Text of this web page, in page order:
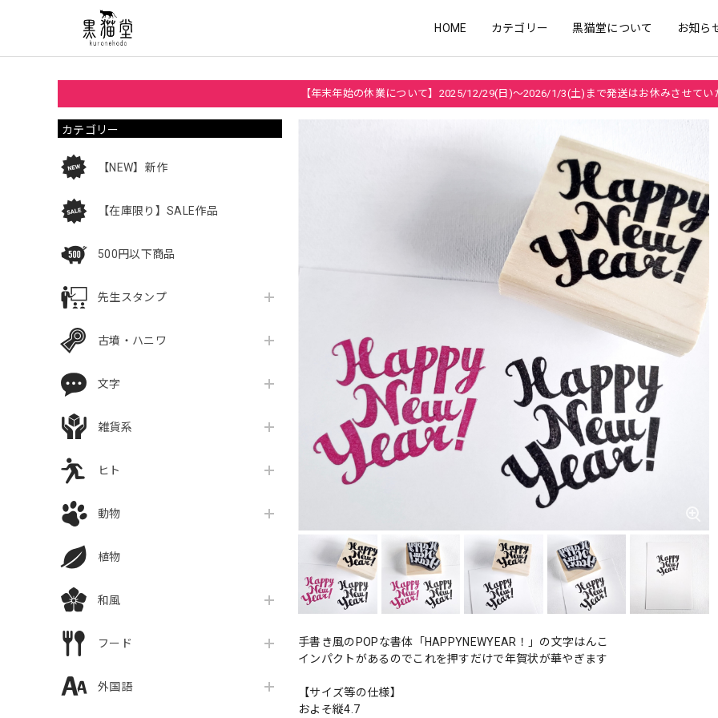
HOME カテゴリー 黒猫堂について お知ら
【年末年始の休業について】2025/12/29(日)～2026/1/3(土)まで発送はお休みさせてい
カテゴリー
【NEW】新作
【在庫限り】SALE作品
500円以下商品
先生スタンプ
古墳・ハニワ
文字
雑貨系
ヒト
動物
植物
和風
フード
外国語
手書き風のPOPな書体「HAPPYNEWYEAR！」の文字はんこ
インパクトがあるのでこれを押すだけで年賀状が華やぎます
【サイズ等の仕様】
およそ縦4.7